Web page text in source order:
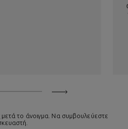
μετά το άνοιγμα. Να συμβουλεύεστε